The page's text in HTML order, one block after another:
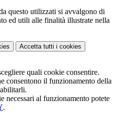
questo utilizzati si avvalgono di
ed utili alle finalità illustrate nella
Accetta tutti i cookies
quali cookie consentire.
consentono il funzionamento della
necessari al funzionamento potete
.